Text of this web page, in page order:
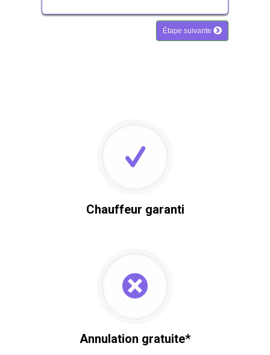
Chauffeur garanti
Annulation gratuite*